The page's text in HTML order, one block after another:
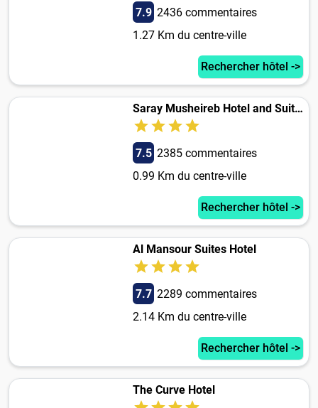
7.9 2436 commentaires
1.27 Km du centre-ville
Rechercher hôtel ->
Saray Musheireb Hotel and Suites
7.5 2385 commentaires
0.99 Km du centre-ville
Rechercher hôtel ->
Al Mansour Suites Hotel
7.7 2289 commentaires
2.14 Km du centre-ville
Rechercher hôtel ->
The Curve Hotel